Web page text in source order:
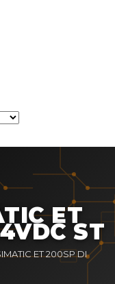
ET
ST
ET 200SP DI